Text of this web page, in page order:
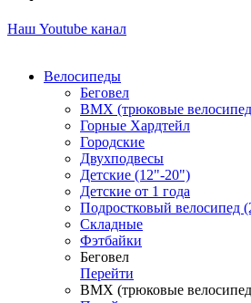
Наш Youtube канал
Велосипеды
Беговел
ВМХ (трюковые
Горные Хардтейл
Городские
Двухподвесы
Детские (12"-20")
Детские от 1 года
Подростковый велосипед
Складные
Фэтбайки
Беговел
Перейти
ВМХ (трюковые